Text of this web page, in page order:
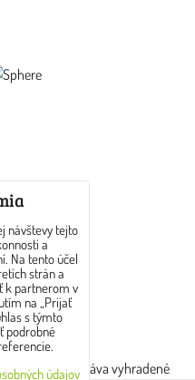
Všetky práva vyhradené
návštevy tejto
a
Na tento účel
strán a
k partnerom v
na „Prijať
s týmto
podrobné
údajov